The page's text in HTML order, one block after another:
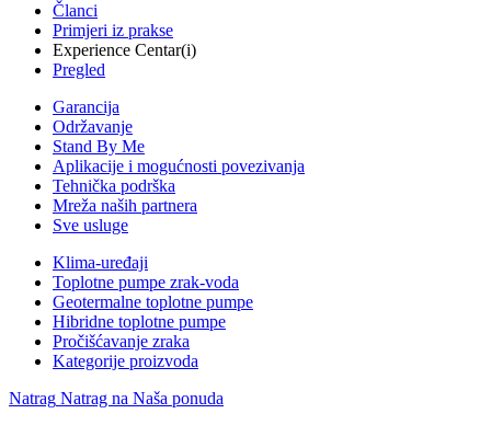
Članci
Primjeri iz prakse
Experience Centar(i)
Pregled
Garancija
Održavanje
Stand By Me
Aplikacije i mogućnosti povezivanja
Tehnička podrška
Mreža naših partnera
Sve usluge
Klima-uređaji
Toplotne pumpe zrak-voda
Geotermalne toplotne pumpe
Hibridne toplotne pumpe
Pročišćavanje zraka
Kategorije proizvoda
Natrag Natrag na Naša ponuda